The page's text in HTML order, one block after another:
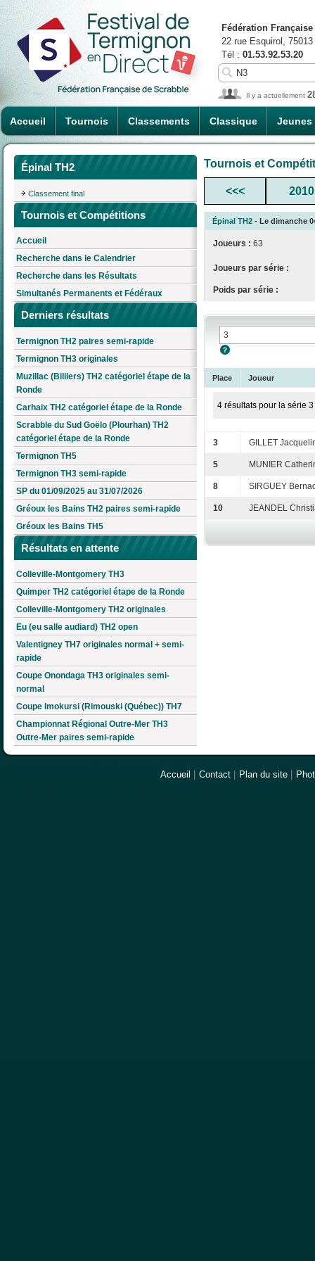
Accueil Tournois Classements Classique Jeunes
Fédération
22 rue Esquirol,
Tél : 01.53.92.53.20
Il y a actuellement
Épinal TH2
Classement final
Tournois et Compétitions
Accueil
Recherche dans le Calendrier
Recherche dans les Résultats
Simultanés Permanents et Fédéraux
Derniers résultats
Termignon TH2 paires semi-rapide
Termignon TH3 originales
Muzillac (Billiers) TH2 catégoriel étape de la
Ronde
Carhaix TH2 catégoriel étape de la Ronde
Scrabble du Sud Goëlo (Plourhan) TH2
catégoriel étape de la Ronde
Termignon TH5
Termignon TH3 semi-rapide
SP du 01/09/2025 au 31/07/2026
Gréoux les Bains TH2 paires semi-rapide
Gréoux les Bains TH5
Résultats en attente
Colleville-Montgomery TH3
Quimper TH2 catégoriel étape de la Ronde
Colleville-Montgomery TH2 originales
Eu (eu salle audiard) TH2 open
Valentigney TH7 originales normal + semi-
rapide
Coupe Onondaga TH3 originales semi-
normal
Coupe Imokursi (Rimouski (Québec)) TH7
Championnat Régional Outre-Mer TH3
Outre-Mer paires semi-rapide
Tournois et
<<< 2010
Épinal TH2 - Le dimanche
Joueurs : 63
Joueurs par série :
Poids par série :
Place Joueur
4 résultats pour la série 3
3 GILLET
5 MUNIER
8 SIRGUEY
10 JEANDEL
Accueil Contact Plan du site